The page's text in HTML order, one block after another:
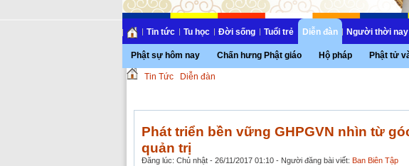
Tin tức Tu học Đời sống Tuổi trẻ Diễn đàn
Phật sự hôm nay Chấn hưng Phật giáo Hộ pháp Phật tử
Người thời nay
Tin Tức Diễn đàn
Phát triển bền vững GHPGVN nhìn từ
quản trị
Đăng lúc: Chủ nhật - 26/11/2017 01:10 - Người đăng bài viết: Ban Biên Tập